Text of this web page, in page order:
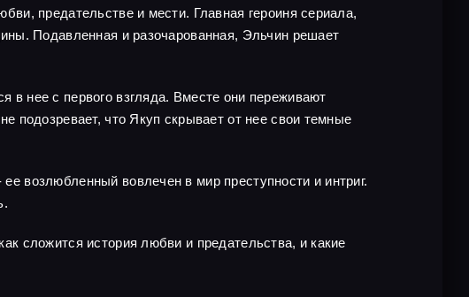
предательстве и мести. Главная героиня сериала,
Подавленная и разочарованная, Эльчин решает
нее с первого взгляда. Вместе они переживают
подозревает, что Якуп скрывает от нее свои темные
возлюбленный вовлечен в мир преступности и интриг.
сложится история любви и предательства, и какие